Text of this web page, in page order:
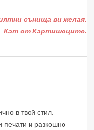
сънища ви желая.
Кат от Картишоците.
в твой стил.
печати и разкошно